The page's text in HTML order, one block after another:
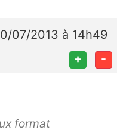
07/2013 à 14h49
+ -
format